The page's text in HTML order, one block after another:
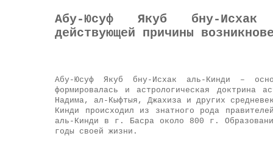
Абу-Юсуф Якуб бну-Исхак
действующей причины
Абу-Юсуф Якуб бну-Исхак аль-Кинди –
формировалась и астрологическая доктрина
Надима, ал-Кыфтыя, Джахиза и других
Кинди происходил из знатного рода
аль-Кинди в г. Басра около 800 г.
годы своей жизни.